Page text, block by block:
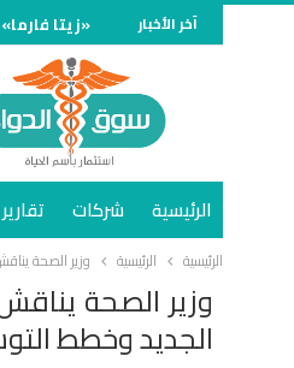
آخر الأخبار «زيتا فارما» تنضم الى قائمة الـ30
الرئيسية شركات
الرئيسية الرئيسية وزير الصحة
وزير الصحة
الجديد وخطط